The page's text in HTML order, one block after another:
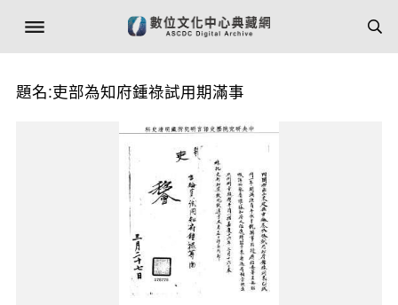
題名:吏部為知府鍾祿試用期滿事